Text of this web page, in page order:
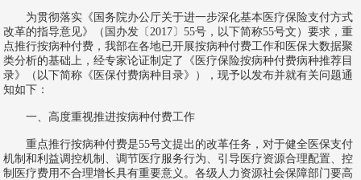
为贯彻落实《国务院办公厅关于进一步深化基本医疗保险支付方式
改革的指导意见》（国办发〔2017〕55号，以下简称55号文）要求，重
点推行按病种付费，我部在各地已开展按病种付费工作和医保大数据聚
类分析的基础上，经专家论证制定了《医疗保险按病种付费病种推荐目
录》（以下简称《医保付费病种目录》），现予以发布并就有关问题通
知如下：
一、高度重视推进按病种付费工作
重点推行按病种付费是55号文提出的改革任务，对于健全医保支付
机制和利益调控机制、调节医疗服务行为、引导医疗资源合理配置、控
制医疗费用不合理增长具有重要意义。各级人力资源社会保障部门要高